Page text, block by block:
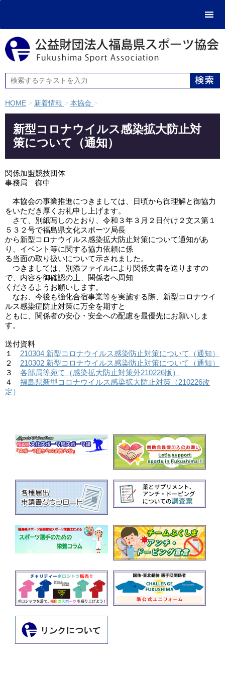
HOME > 新着情報 > 本協会 >
新型コロナウイルス感染拡大防止対
策について（通知）
関係加盟競技団体
事務局　御中
本協会の事業推進につきましては、日頃から御理解と御協力
をいただき厚くお礼申し上げます。
さて、別紙写しのとおり、令和３年３月２日付け２文ス第１
５３２号で福島県文化スポーツ局長
から新型コロナウイルス感染拡大防止対策について通知があ
り、イベント等に関する協力依頼に係
る当面の取り扱いについて示されました。
つきましては、別添ファイルにより関係文書を送りますの
で、内容を御確認の上、関係者へ周知
くださるようお願いします。
なお、今後も強化合宿事業等を実施する際、新型コロナウイ
ルス感染症防止対策に万全を期すと
ともに、関係者の安心・安全への配慮を最優先にお願いしま
す。
送付資料
１ 210304 新型コロナウイルス感染防止対策について（通知）
２ 210302 新型コロナウイルス感染防止対策について（通知）
３ 各部局等宛て（感染拡大防止対策外210226版）
４ 福島県新型コロナウイルス感染拡大防止対策（210226改
定）